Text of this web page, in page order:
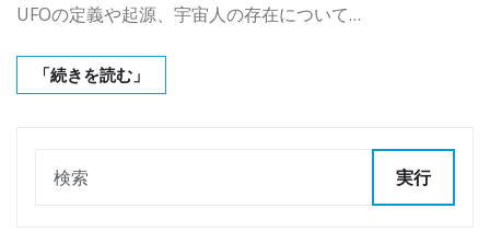
UFOの定義や起源、宇宙人の存在について…
「続きを読む」
実行